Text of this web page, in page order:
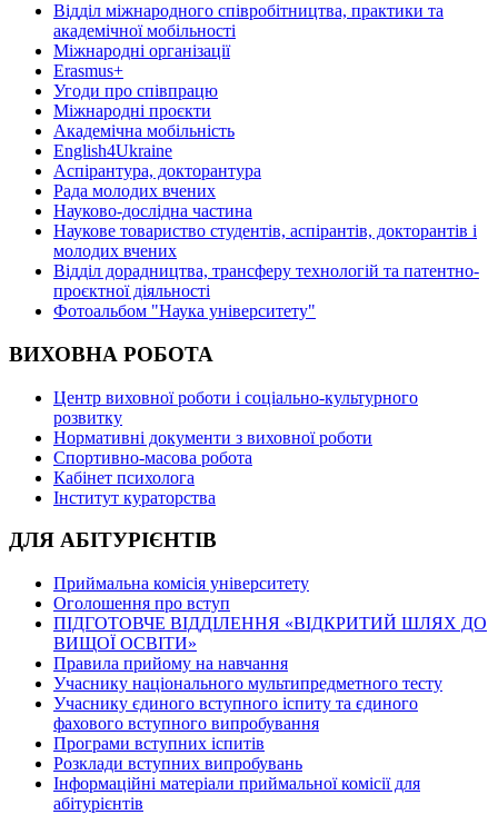
Відділ міжнародного співробітництва, практики та
академічної мобільності
Міжнародні організації
Erasmus+
Угоди про співпрацю
Міжнародні проєкти
Академічна мобільність
English4Ukraine
Аспірантура, докторантура
Рада молодих вчених
Науково-дослідна частина
Наукове товариство студентів, аспірантів, докторантів і
молодих вчених
Відділ дорадництва, трансферу технологій та патентно-
проєктної діяльності
Фотоальбом "Наука університету"
ВИХОВНА РОБОТА
Центр виховної роботи і соціально-культурного
розвитку
Нормативні документи з виховної роботи
Спортивно-масова робота
Кабінет психолога
Інститут кураторства
ДЛЯ АБІТУРІЄНТІВ
Приймальна комісія університету
Оголошення про вступ
ПІДГОТОВЧЕ ВІДДІЛЕННЯ «ВІДКРИТИЙ ШЛЯХ ДО
ВИЩОЇ ОСВІТИ»
Правила прийому на навчання
Учаснику національного мультипредметного тесту
Учаснику єдиного вступного іспиту та єдиного
фахового вступного випробування
Програми вступних іспитів
Розклади вступних випробувань
Інформаційні матеріали приймальної комісії для
абітурієнтів